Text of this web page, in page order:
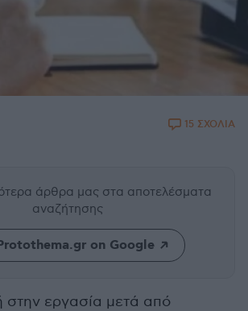
15 ΣΧΟΛΙΑ
άρθρα μας στα αποτελέσματα
αναζήτησης
on Google
στην εργασία μετά από